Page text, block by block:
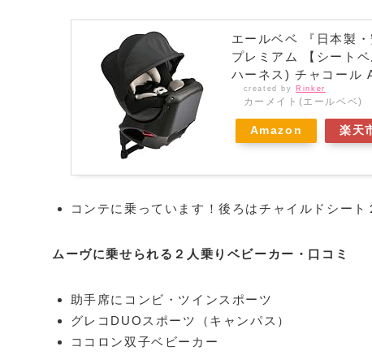
エールベベ 『日本製
プレミアム 【シート
ハーネス) チャコール
created by Rinker
カーメイト(エールベベ)
Amazon 楽天
コンテに乗っています！後ろはチャイルドシート
ムーヴに乗せられる２人乗りベビーカー・口コミ
助手席にコンビ・ツインスポーツ
グレコDUOスポーツ（キャンパス）
ココロン双子ベビーカー